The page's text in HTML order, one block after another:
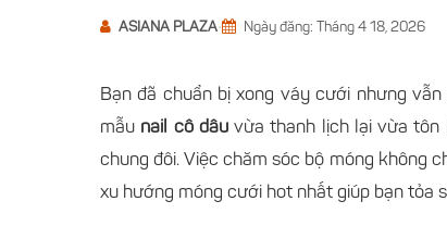
ASIANA PLAZA• Ngày đăng: Tháng 4 18, 2026
Bạn đã chuẩn bị xong váy cưới nhưng
mẫu nail cô dâuvừa thanh lịch lại vừa tôn
chung đôi. Việc chăm sóc bộ móng không
xu hướng móng cưới hot nhất giúp bạn tỏa